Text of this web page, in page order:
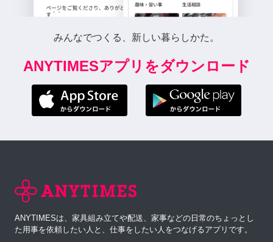
みんなでつくる、新しい暮らしかた。
ANYTIMESアプリをダウンロード
ANYTIMESは、家具組み立てや配送、家事などの日常のちょっとし
た用事を依頼したい人と、仕事をしたい人をつなげるアプリです。